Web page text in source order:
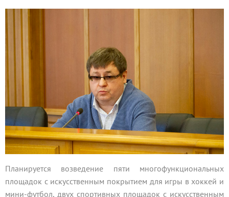
Планируется возведение пяти многофункциональных
площадок с искусственным покрытием для игры в хоккей и
мини-футбол, двух спортивных площадок с искусственным